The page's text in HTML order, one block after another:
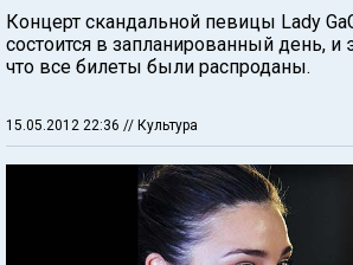
Концерт скандальной певицы Lady
состоится в запланированный день, и
что все билеты были распроданы.
15.05.2012 22:36 // Культура